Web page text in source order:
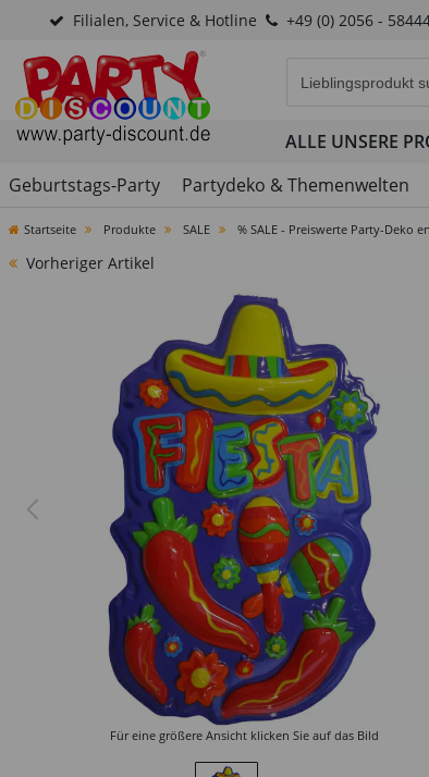
Filialen, Service & Hotline +49 (0) 2056 -
ALLE UNSERE
Geburtstags-Party
Partydeko & Themenwelten
Startseite Produkte SALE % SALE - Preiswerte Party-Deko
Vorheriger Artikel
Für eine größere Ansicht klicken Sie auf das Bild